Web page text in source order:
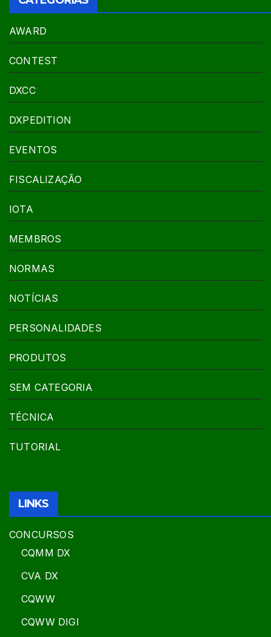
AWARD
CONTEST
DXCC
DXPEDITION
EVENTOS
FISCALIZAÇÃO
IOTA
MEMBROS
NORMAS
NOTÍCIAS
PERSONALIDADES
PRODUTOS
SEM CATEGORIA
TÉCNICA
TUTORIAL
LINKS
CONCURSOS
CQMM DX
CVA DX
CQWW
CQWW DIGI